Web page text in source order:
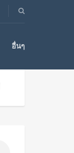
อื่นๆ